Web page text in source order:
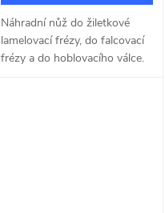
Náhradní nůž do žiletkové
lamelovací frézy, do falcovací
frézy a do hoblovacího válce.